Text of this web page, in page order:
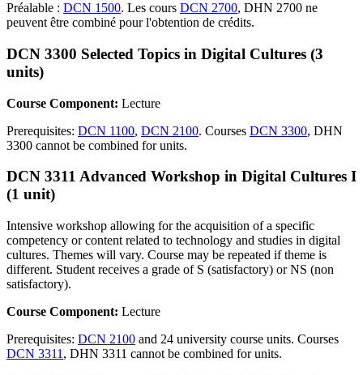
Préalable : DCN 1500. Les cours DCN 2700, DHN 2700 ne
peuvent être combiné pour l'obtention de crédits.
DCN 3300 Selected Topics in Digital Cultures (3
units)
Course Component: Lecture
Prerequisites: DCN 1100, DCN 2100. Courses DCN 3300, DHN
3300 cannot be combined for units.
DCN 3311 Advanced Workshop in Digital Cultures I
(1 unit)
Intensive workshop allowing for the acquisition of a specific
competency or content related to technology and studies in digital
cultures. Themes will vary. Course may be repeated if theme is
different. Student receives a grade of S (satisfactory) or NS (non
satisfactory).
Course Component: Lecture
Prerequisites: DCN 2100 and 24 university course units. Courses
DCN 3311 , DHN 3311 cannot be combined for units.